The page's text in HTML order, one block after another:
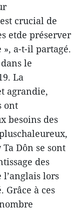
crucial de
etde préserver
a-t-il partagé.
le
La
agrandie,
ont
besoins des
Dôn se sont
des
l’anglais lors
Grâce à ces